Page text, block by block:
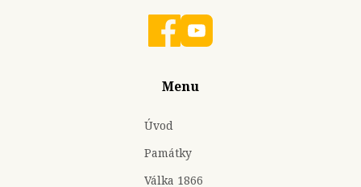
Menu
Úvod
Památky
Válka 1866